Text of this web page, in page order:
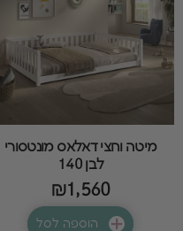
מיטה וחצי דאלאס מונטסורי
לבן 140
₪1,560
הוספה לסל